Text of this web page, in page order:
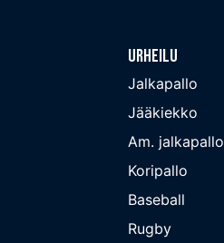
Urheilu
Jalkapallo
Jääkiekko
Am. jalkapallo
Koripallo
Baseball
Rugby